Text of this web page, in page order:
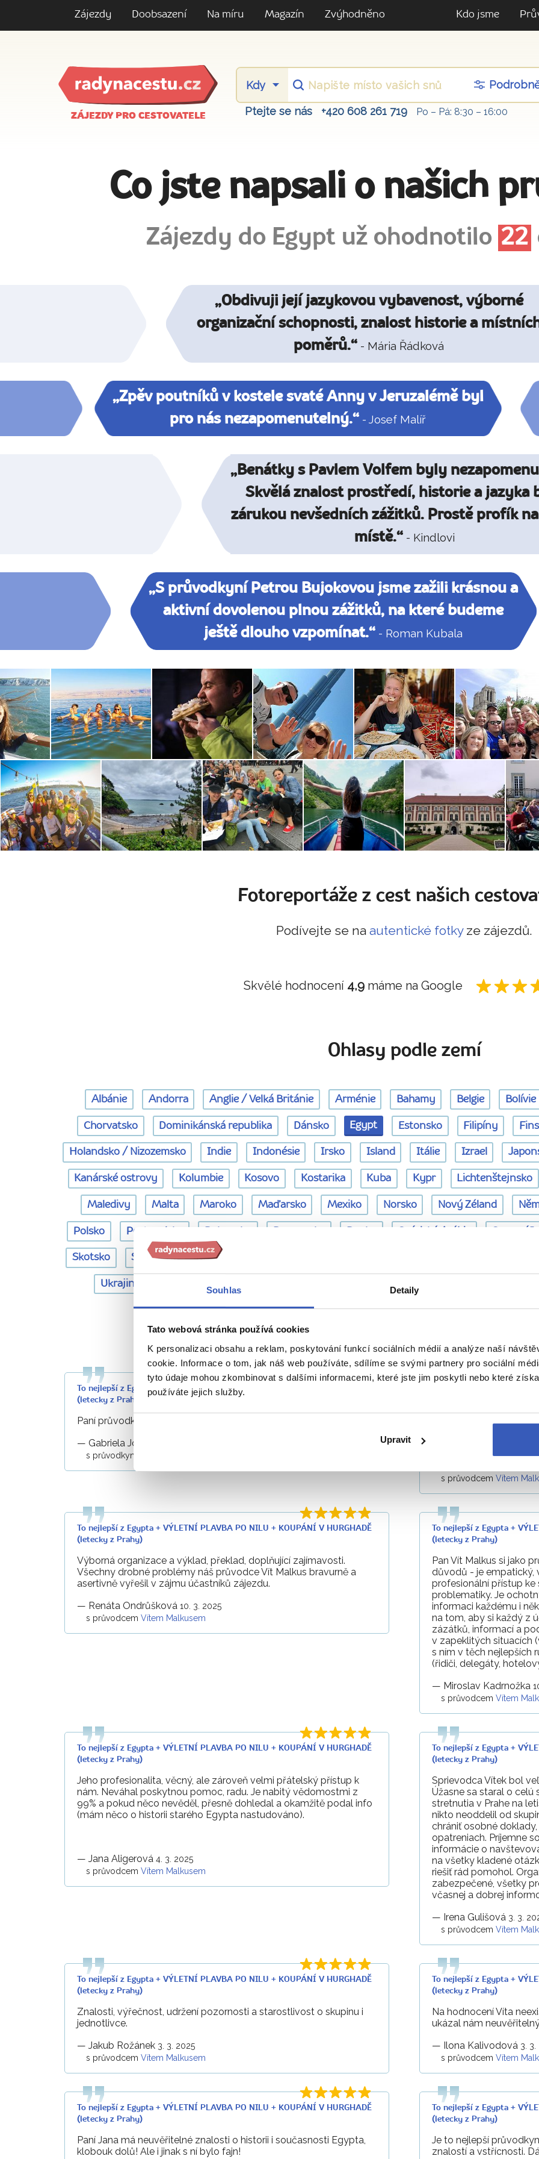
Souhlas Detaily
Tato webová stránka používá cookies
K personalizaci obsahu a reklam, poskytování funkcí sociálních médií a analýze naší
cookie. Informace o tom, jak náš web používáte, sdílíme se svými partnery pro sociální
tyto údaje mohou zkombinovat s dalšími informacemi, které jste jim poskytli nebo které
používáte jejich služby.
Upravit
Zájezdy Doobsazení Na míru Magazín Zvýhodněno Kdo jsme
ZÁJEZDY PRO CESTOVATELE Ptejte se nás +420 608 261 719 Po – Pá: 8:30 – 16:00
Co jste napsali o našich
Zájezdy do Egypt už ohodnotilo 22
„Obdivuji její jazykovou vybavenost, výborné
organizační schopnosti, znalost historie a
poměrů.“ - Mária Řádková
„Zpěv poutníků v kostele svaté Anny v Jeruzalémě byl
pro nás nezapomenutelný.“ - Josef Malíř
„Benátky s Pavlem Volfem byly
Skvělá znalost prostředí, historie a jazyka
zárukou nevšedních zážitků. Prostě profík
místě.“- Kindlovi
„S průvodkyní Petrou Bujokovou jsme zažili krásnou a
aktivní dovolenou plnou zážitků, na které budeme
ještě dlouho vzpomínat.“ - Roman Kubala
Fotoreportáže z cest našich
Podívejte se na autentické fotkyze zájezdů.
Skvělé hodnocení 4,9 máme na Google
Ohlasy podle zemí
Albánie Andorra Anglie / Velká Británie Arménie Bahamy Belgie Bolívie
Chorvatsko Dominikánská republika Dánsko Egypt Estonsko Filipíny
Holandsko / Nizozemsko Indie Indonésie Irsko Island Itálie Izrael
Kanárské ostrovy Kolumbie Kosovo Kostarika Kuba Kypr Lichtenštejnsko
Maledivy Malta Maroko Maďarsko Mexiko Norsko Nový Zéland
Polsko Portugalsko
Skotsko Slovensko Slovinsko
Ukrajina
Vaše nejnovější hodnocení průvodců
To nejlepší z Egypta + VÝLETNÍ PLAVBA PO NILU + KOUPÁNÍ V HURGHADĚ
(letecky z Prahy)
Paní průvodkyně byla velmi vstřícná, přátelská a nápomocná.
— Gabriela Joachimczyková
s průvodkyní
Průvodce Vít Malkus
s průvodcem Vítem
To nejlepší z Egypta + VÝLETNÍ PLAVBA PO NILU + KOUPÁNÍ V HURGHADĚ
(letecky z Prahy)
Výborná organizace a výklad, překlad, doplňující zajímavosti.
Všechny drobné problémy náš průvodce Vít Malkus bravurně a
asertivně vyřešil v zájmu účastníků zájezdu.
— Renáta Ondrůšková 10. 3. 2025
s průvodcem Vítem Malkusem
To nejlepší z Egypta +
(letecky z Prahy)
Pan Vít Malkus si jako
důvodů - je empatický,
profesionální přístup
problematiky. Je
informaci každému i
na tom, aby si každý z
zázátků, informací a
v zapeklitých situacích
s ním v těch nejlepších
(řidiči, delegáty,
— Miroslav Kadrnožka
s průvodcem Vítem
To nejlepší z Egypta + VÝLETNÍ PLAVBA PO NILU + KOUPÁNÍ V HURGHADĚ
(letecky z Prahy)
Jeho profesionalita, věcný, ale zároveň velmi přátelský přístup k
nám. Neváhal poskytnou pomoc, radu. Je nabitý vědomostmi z
99% a pokud něco nevěděl, přesně dohledal a okamžitě podal info
(mám něco o historii starého Egypta nastudováno).
— Jana Aligerová 4. 3. 2025
s průvodcem Vítem Malkusem
To nejlepší z Egypta +
(letecky z Prahy)
Sprievodca Vítek bol
Úžasne sa staral o
stretnutia v Prahe na
nikto neoddelil od
chrániť osobné
opatreniach. Príjemne
informácie o
na všetky kladené
riešiť rád pomohol.
zabezpečené, všetky
včasnej a dobrej
— Irena Gulišová 3. 3.
s průvodcem Vítem
To nejlepší z Egypta + VÝLETNÍ PLAVBA PO NILU + KOUPÁNÍ V HURGHADĚ
(letecky z Prahy)
Znalosti, výřečnost, udržení pozornosti a starostlivost o skupinu i
jednotlivce.
— Jakub Rožánek 3. 3. 2025
s průvodcem Vítem Malkusem
To nejlepší z Egypta +
(letecky z Prahy)
Na hodnocení Víta
ukázal nám
— Ilona Kalivodová 3. 3.
s průvodcem Vítem
To nejlepší z Egypta + VÝLETNÍ PLAVBA PO NILU + KOUPÁNÍ V HURGHADĚ
(letecky z Prahy)
Paní Jana má neuvěřitelné znalosti o historii i současnosti Egypta,
klobouk dolů! Ale i jinak s ní bylo fajn!
To nejlepší z Egypta +
(letecky z Prahy)
Je to nejlepší
znalostí a vstřícnosti.